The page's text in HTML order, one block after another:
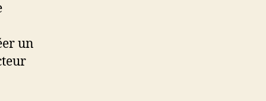
un